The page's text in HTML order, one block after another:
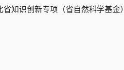
省知识创新专项（省自然科学基金）